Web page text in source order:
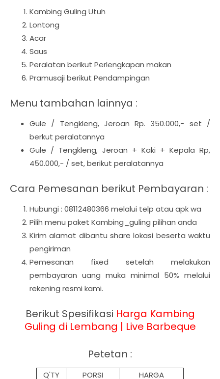
Kambing Guling Utuh
Lontong
Acar
Saus
Peralatan berikut Perlengkapan makan
Pramusaji berikut Pendampingan
Menu tambahan lainnya :
Gule / Tengkleng, Jeroan Rp. 350.000,- set /
berkut peralatannya
Gule / Tengkleng, Jeroan + Kaki + Kepala Rp,
450.000,- / set, berikut peralatannya
Cara Pemesanan berikut Pembayaran :
Hubungi : 08112480366 melalui telp atau apk wa
Pilih menu paket Kambing_guling pilihan anda
Kirim alamat dibantu share lokasi beserta waktu
pengiriman
Pemesanan fixed setelah melakukan
pembayaran uang muka minimal 50% melalui
rekening resmi kami.
Berikut Spesifikasi Harga Kambing
Guling di Lembang | Live Barbeque
Petetan :
Q'TY PORSI HARGA